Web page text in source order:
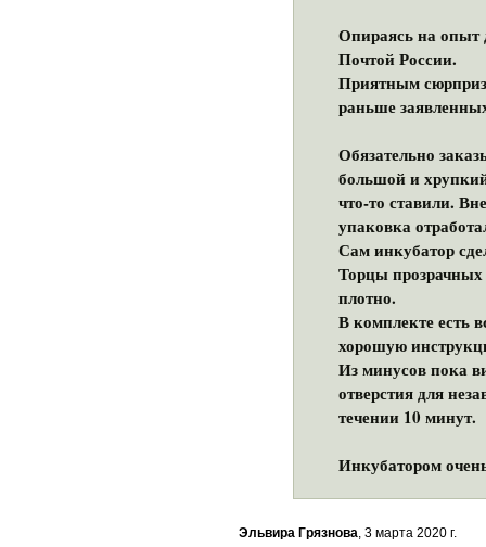
Опираясь на опыт
Почтой России.
Приятным
раньше
Обязательно
большой и
что-то ставили.
упаковка
Сам инкубатор
Торцы
плотно.
В комплекте есть
хорошую
Из минусов пока
отверстия для
течении 10 минут.
Инкубатором
Эльвира Грязнова, 3 марта 2020 г.